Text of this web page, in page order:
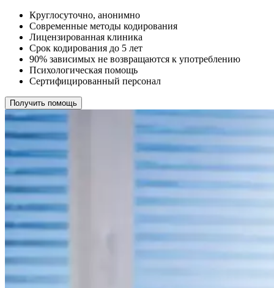
Круглосуточно, анонимно
Современные методы кодирования
Лицензированная клиника
Срок кодирования до 5 лет
90% зависимых не возвращаются к употреблению
Психологическая помощь
Сертифицированный персонал
Получить помощь